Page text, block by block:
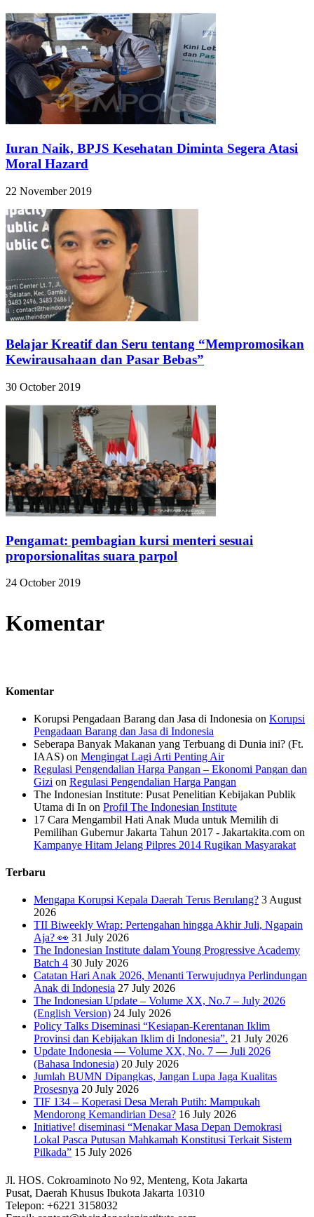
Iuran Naik, BPJS Kesehatan Diminta Segera Atasi
Moral Hazard
22 November 2019
Belajar Kreatif dan Seru tentang “Mempromosikan
Kewirausahaan dan Pasar Bebas”
30 October 2019
Pengamat: pembagian kursi menteri sesuai
proporsionalitas suara parpol
24 October 2019
Komentar
Komentar
Korupsi Pengadaan Barang dan Jasa di Indonesia on Korupsi
Pengadaan Barang dan Jasa di Indonesia
Seberapa Banyak Makanan yang Terbuang di Dunia ini? (Ft.
IAAS) on Mengingat Lagi Arti Penting Air
Regulasi Pengendalian Harga Pangan – Ekonomi Pangan dan
Gizi on Regulasi Pengendalian Harga Pangan
The Indonesian Institute: Pusat Penelitian Kebijakan Publik
Utama di In on Profil The Indonesian Institute
17 Cara Mengambil Hati Anak Muda untuk Memilih di
Pemilihan Gubernur Jakarta Tahun 2017 - Jakartakita.com on
Kampanye Hitam Jelang Pilpres 2014 Rugikan Masyarakat
Terbaru
Mengapa Korupsi Kepala Daerah Terus Berulang? 3 August
2026
TII Biweekly Wrap: Pertengahan hingga Akhir Juli, Ngapain
Aja? 👀 31 July 2026
The Indonesian Institute dalam Young Progressive Academy
Batch 4 30 July 2026
Catatan Hari Anak 2026, Menanti Terwujudnya Perlindungan
Anak di Indonesia 27 July 2026
The Indonesian Update – Volume XX, No.7 – July 2026
(English Version) 24 July 2026
Policy Talks Diseminasi “Kesiapan-Kerentanan Iklim
Provinsi dan Kebijakan Iklim di Indonesia”. 21 July 2026
Update Indonesia — Volume XX, No. 7 — Juli 2026
(Bahasa Indonesia) 20 July 2026
Jumlah BUMN Dipangkas, Jangan Lupa Jaga Kualitas
Prosesnya 20 July 2026
TIF 134 – Koperasi Desa Merah Putih: Mampukah
Mendorong Kemandirian Desa? 16 July 2026
Initiative! diseminasi “Menakar Masa Depan Demokrasi
Lokal Pasca Putusan Mahkamah Konstitusi Terkait Sistem
Pilkada” 15 July 2026
Jl. HOS. Cokroaminoto No 92, Menteng, Kota Jakarta
Pusat, Daerah Khusus Ibukota Jakarta 10310
Telepon: +6221 3158032